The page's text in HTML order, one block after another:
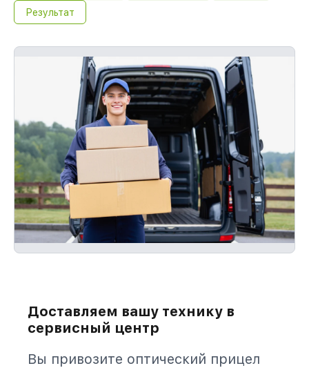
Результат
Доставляем вашу технику в
сервисный центр
Вы привозите оптический прицел